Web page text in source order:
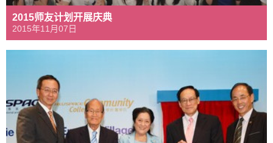
2015师友计划开展庆典
2015年11月07日